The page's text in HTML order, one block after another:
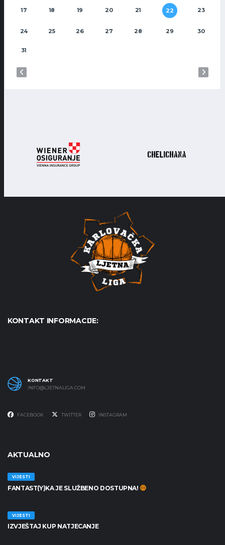
17 18 19 20 21 22 23
24 25 26 27 28 29 30
31
KONTAKT INFORMACIJE:
KONTAKT
INFO@LJETNALIGA.COM
FACEBOOK TWITTER INSTAGRAM
AKTUALNO
VIJESTI
FANTAST(Y)KA JE SLUŽBENO DOSTUPNA!
VIJESTI
IZVJEŠTAJ KUP NATJECANJE